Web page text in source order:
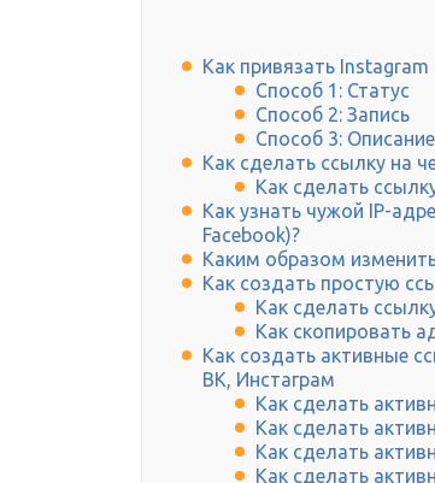
Как привязать
Способ 1: Статус
Способ 2: Запись
Способ 3: Описание
Как сделать ссылку на
Как сделать
Как узнать чужой IP-
Facebook)?
Каким образом
Как создать простую
Как сделать
Как скопировать
Как создать активные
ВК, Инстаграм
Как сделать
Как сделать
Как сделать
Как сделать